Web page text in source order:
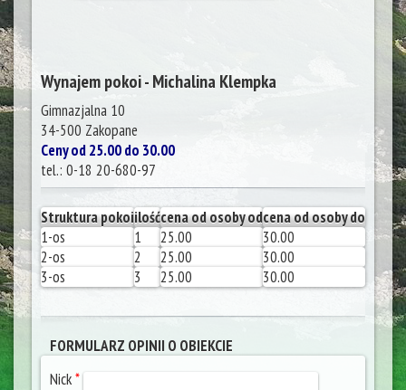
Wynajem pokoi - Michalina Klempka
Gimnazjalna 10
34-500 Zakopane
Ceny od 25.00 do 30.00
tel.: 0-18 20-680-97
Struktura pokoiilośćcena od osoby odcena od osoby do
1-os
1 25.00
30.00
2-os
2 25.00
30.00
3-os
3 25.00 30.00
FORMULARZ OPINII O OBIEKCIE
Nick*